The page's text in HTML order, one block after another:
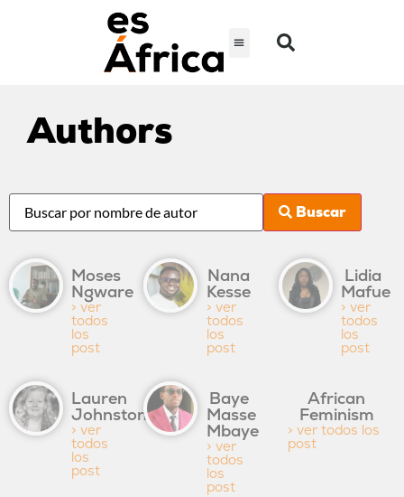
Authors
Buscar
Moses
Ngware
> ver
todos
los
post
Nana
Kesse
> ver
todos
los
post
Lidia
Mafue
> ver
todos
los
post
Lauren
Johnston
> ver
todos
los
post
Baye
Masse
Mbaye
> ver
todos
los
post
African
Feminism
> ver todos los
post